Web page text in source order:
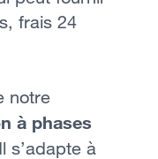
frais 24
notre
à phases
s’adapte à